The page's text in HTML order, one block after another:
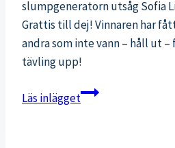
slumpgeneratorn utsåg Sofia
Grattis till dej! Vinnaren har
andra som inte vann – håll ut
tävling upp!
Läs inläggetVinnare